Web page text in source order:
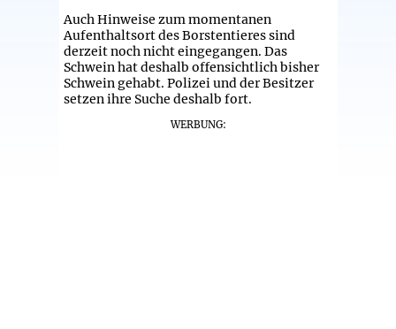
Auch Hinweise zum momentanen
Aufenthaltsort des Borstentieres sind
derzeit noch nicht eingegangen. Das
Schwein hat deshalb offensichtlich bisher
Schwein gehabt. Polizei und der Besitzer
setzen ihre Suche deshalb fort.
WERBUNG: